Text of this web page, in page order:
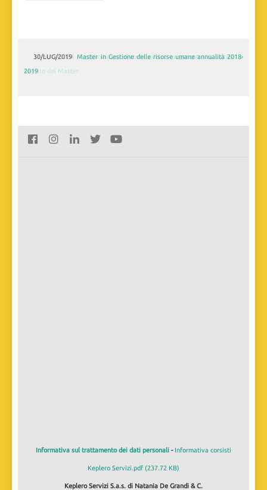
30/LUG/2019Master in Gestione delle risorse umane annualità 2018-
2019
Informativa sul trattamento dei dati personali - Informativa corsisti
Keplero Servizi.pdf (237.72 KB)
Keplero Servizi S.a.s. di Natania De Grandi & C.